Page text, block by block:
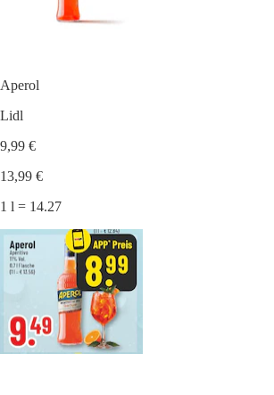
Aperol
Lidl
9,99 €
13,99 €
1 l = 14.27